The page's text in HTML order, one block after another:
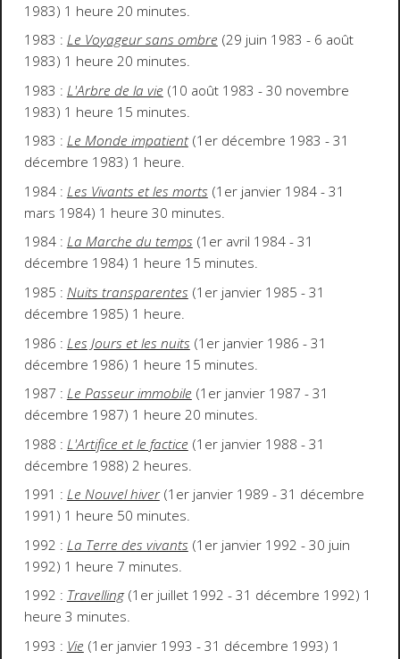
1983) 1 heure 20 minutes.
1983 : Le Voyageur sans ombre (29 juin 1983 - 6 août
1983) 1 heure 20 minutes.
1983 : L'Arbre de la vie (10 août 1983 - 30 novembre
1983) 1 heure 15 minutes.
1983 : Le Monde impatient(1er décembre 1983 - 31
décembre 1983) 1 heure.
1984 : Les Vivants et les morts (1er janvier 1984 - 31
mars 1984) 1 heure 30 minutes.
1984 : La Marche du temps (1er avril 1984 - 31
décembre 1984) 1 heure 15 minutes.
1985 : Nuits transparentes (1er janvier 1985 - 31
décembre 1985) 1 heure.
1986 : Les Jours et les nuits (1er janvier 1986 - 31
décembre 1986) 1 heure 15 minutes.
1987 : Le Passeur immobile (1er janvier 1987 - 31
décembre 1987) 1 heure 20 minutes.
1988 : L'Artifice et le factice (1er janvier 1988 - 31
décembre 1988) 2 heures.
1991 : Le Nouvel hiver(1er janvier 1989 - 31 décembre
1991) 1 heure 50 minutes.
1992 : La Terre des vivants (1er janvier 1992 - 30 juin
1992) 1 heure 7 minutes.
1992 : Travelling(1er juillet 1992 - 31 décembre 1992) 1
heure 3 minutes.
1993 : Vie (1er janvier 1993 - 31 décembre 1993) 1